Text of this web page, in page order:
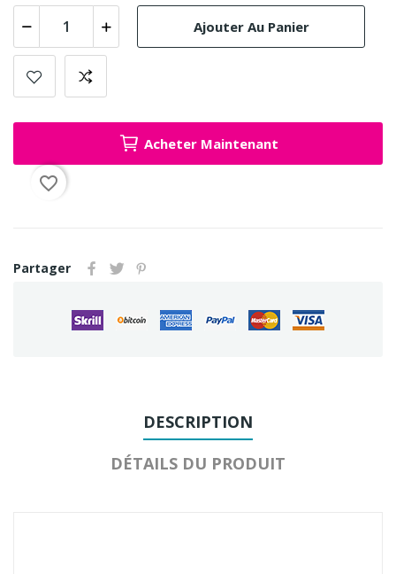
Ajouter Au Panier
Acheter Maintenant
favorite_border
Partager
DESCRIPTION
DÉTAILS DU PRODUIT